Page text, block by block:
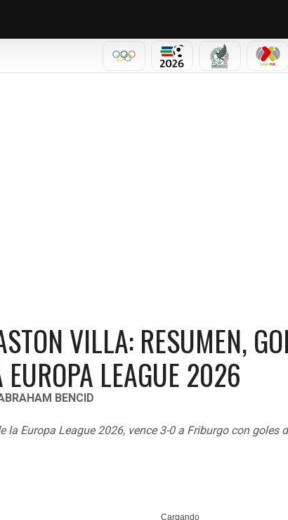
OLÍMPICOSMUNDIAL 2026SELECCIÓN
VILLA: RESUMEN,
LEAGUE 2026
BENCID
Europa League 2026, vence 3-0 a Friburgo con goles